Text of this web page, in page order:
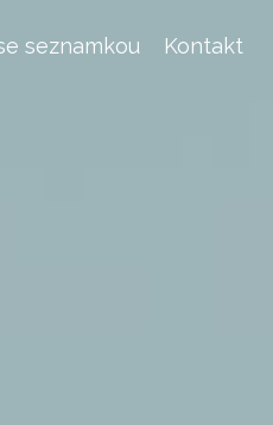
seznamkou Kontakt